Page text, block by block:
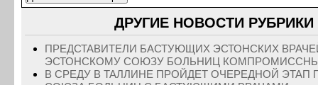
ДРУГИЕ НОВОСТИ
ПРЕДСТАВИТЕЛИ БАСТУЮЩИХ ЭСТОНСКИХ
ЭСТОНСКОМУ СОЮЗУ БОЛЬНИЦ
В СРЕДУ В ТАЛЛИНЕ ПРОЙДЕТ ОЧЕРЕДНОЙ ЭТАП